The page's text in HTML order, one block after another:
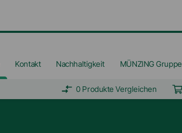
Kontakt Nachhaltigkeit MÜNZING Gruppe
0 Produkte Vergleichen